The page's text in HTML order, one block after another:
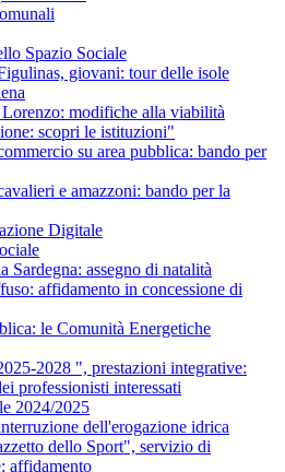
Spazio Sociale
giovani: tour delle isole
Lorenzo: modifiche alla viabilità
scopri le istituzioni"
su area pubblica: bando per
e amazzoni: bando per la
Digitale
Sardegna: assegno di natalità
affidamento in concessione di
le Comunità Energetiche
2028 ", prestazioni integrative:
professionisti interessati
2024/2025
dell'erogazione idrica
dello Sport", servizio di
affidamento